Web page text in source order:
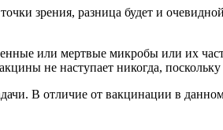
зрения, разница будет и
или мертвые микробы или их
не наступает никогда,
В отличие от вакцинации в